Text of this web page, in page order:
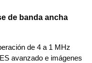
de banda ancha
de 4 a 1 MHz
avanzado e imágenes